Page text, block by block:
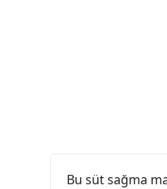
Bu süt sağma